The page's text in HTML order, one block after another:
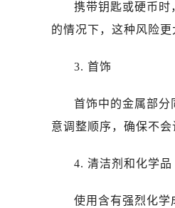
携带钥匙或硬币时
的情况下，这种风险
3. 首饰
首饰中的金属部分
意调整顺序，确保不会
4. 清洁剂和化学品
使用含有强烈化学